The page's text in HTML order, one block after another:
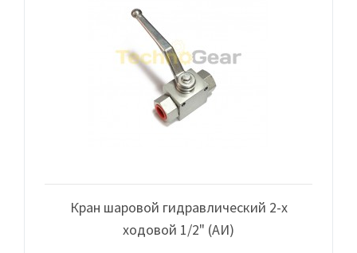
Кран шаровой гидравлический 2-х
ходовой 1/2" (АИ)